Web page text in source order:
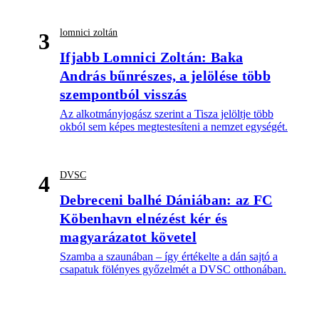
3 lomnici zoltán
Ifjabb Lomnici Zoltán: Baka
András bűnrészes, a jelölése több
szempontból visszás
Az alkotmányjogász szerint a Tisza jelöltje több
okból sem képes megtestesíteni a nemzet egységét.
4 DVSC
Debreceni balhé Dániában: az FC
Köbenhavn elnézést kér és
magyarázatot követel
Szamba a szaunában – így értékelte a dán sajtó a
csapatuk fölényes győzelmét a DVSC otthonában.